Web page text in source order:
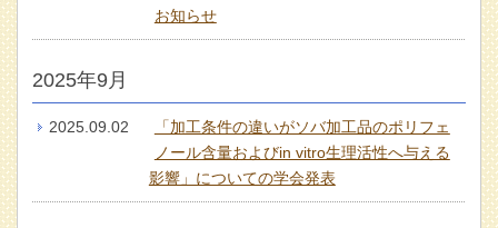
お知らせ
2025年9月
2025.09.02
「加工条件の違いがソバ加工品のポリフェ
ノール含量およびin vitro生理活性へ与える
影響」についての学会発表